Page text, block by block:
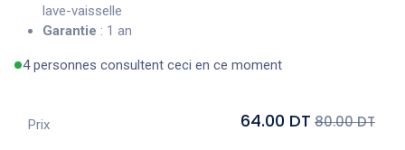
lave-vaisselle
Garantie : 1 an
4 personnes consultent ceci en ce moment
Prix 64.00 DT 80.00 DT